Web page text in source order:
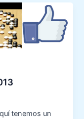
tenemos un